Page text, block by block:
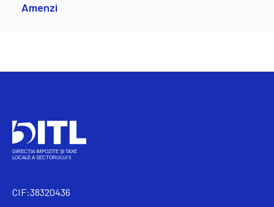
Amenzi
CIF:38320436